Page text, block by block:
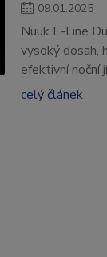
09.01.2025
Nuuk E-Line
vysoký dosah,
efektivní noční
celý článek